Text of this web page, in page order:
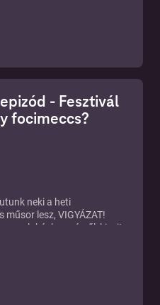
is dumálgatunk,
lesz most is minden.
- Fesztivál
focimeccs?
neki a heti
műsor lesz, VIGYÁZAT!
lakáskeresésről, kicsit
szomszédainkról és
nagy rendezvények vs.
A végére